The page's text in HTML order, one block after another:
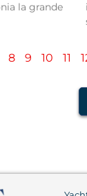
la grande
8 9 10 11